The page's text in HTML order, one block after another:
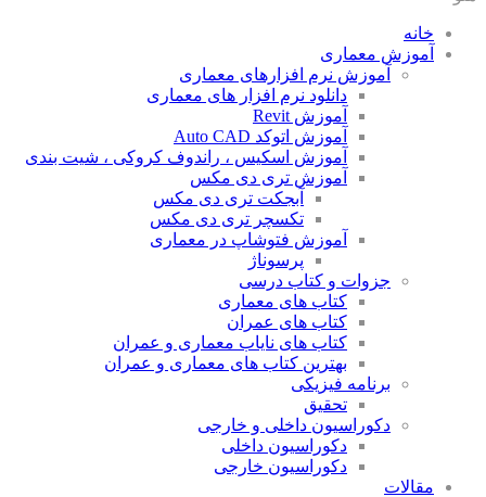
خانه
آموزش معماری
آموزش نرم افزارهای معماری
دانلود نرم افزار های معماری
آموزش Revit
آموزش اتوکد Auto CAD
آموزش اسکیس ، راندوف کروکی ، شیت بندی
آموزش تری دی مکس
آبجکت تری دی مکس
تکسچر تری دی مکس
آموزش فتوشاپ در معماری
پرسوناژ
جزوات و کتاب درسی
کتاب های معماری
کتاب های عمران
کتاب های نایاب معماری و عمران
بهترین کتاب های معماری و عمران
برنامه فیزیکی
تحقیق
دکوراسیون داخلی و خارجی
دکوراسیون داخلی
دکوراسیون خارجی
مقالات